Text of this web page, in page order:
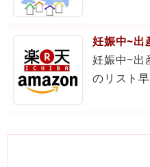
妊娠中~出
妊娠中~出
のリスト